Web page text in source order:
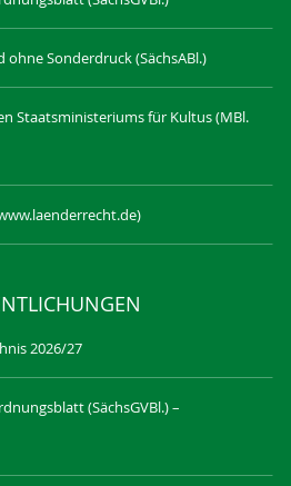
Sonderdruck (SächsABl.)
Staatsministeriums für Kultus (MBl.
2026/27
(SächsGVBl.) –